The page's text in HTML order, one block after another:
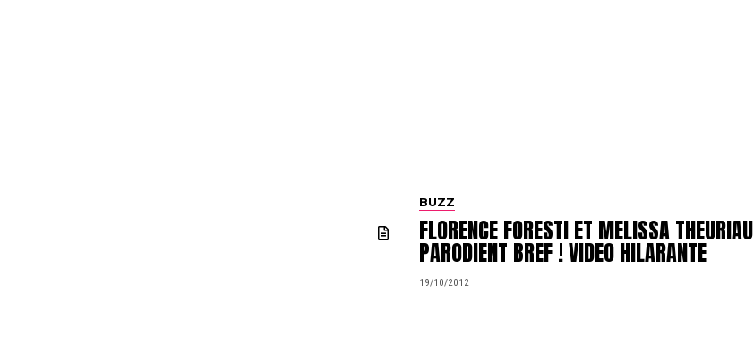
BUZZ
FLORENCE FORESTI ET MELISSA THEURIAU
PARODIENT BREF ! VIDEO HILARANTE
19/10/2012